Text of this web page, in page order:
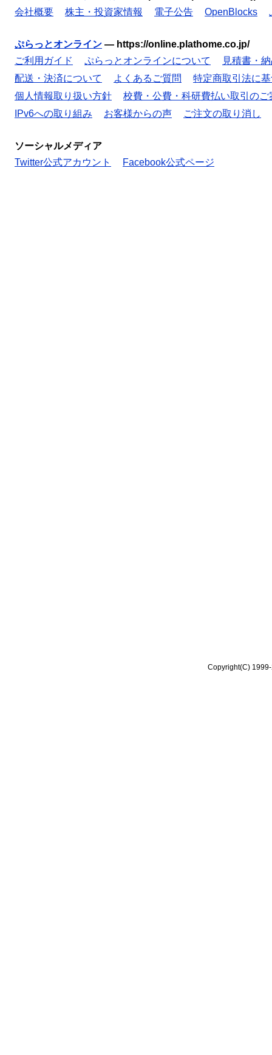
会社概要
株主・投資家情報 電子公告 OpenBlocks
ぷらっとオンライン — https://online.plathome.co.jp/
ご利用ガイド
ぷらっとオンラインについて
見積書・
配送・決済について
よくあるご質問
特定商取引法に
個人情報取り扱い方針
校費・公費・科研費払い取引のご
IPv6への取り組み
お客様からの声 ご注文の取り消し
ソーシャルメディア
Twitter公式アカウント
Facebook公式ページ
Copyright(C)